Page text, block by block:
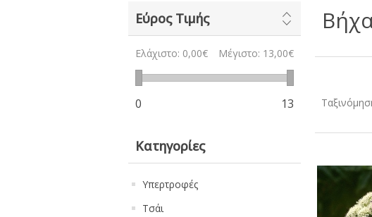
Εύρος Τιμής
Ελάχιστο: 0,00€ Μέγιστο: 13,00€
0 13
Κατηγορίες
Υπερτροφές
Τσάι